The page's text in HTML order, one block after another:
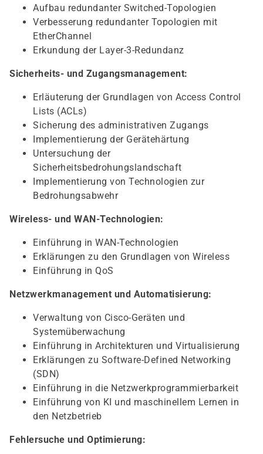
Aufbau redundanter Switched-Topologien
Verbesserung redundanter Topologien mit
EtherChannel
Erkundung der Layer-3-Redundanz
Sicherheits- und Zugangsmanagement:
Erläuterung der Grundlagen von Access Control
Lists (ACLs)
Sicherung des administrativen Zugangs
Implementierung der Gerätehärtung
Untersuchung der
Sicherheitsbedrohungslandschaft
Implementierung von Technologien zur
Bedrohungsabwehr
Wireless- und WAN-Technologien:
Einführung in WAN-Technologien
Erklärungen zu den Grundlagen von Wireless
Einführung in QoS
Netzwerkmanagement und Automatisierung:
Verwaltung von Cisco-Geräten und
Systemüberwachung
Einführung in Architekturen und Virtualisierung
Erklärungen zu Software-Defined Networking
(SDN)
Einführung in die Netzwerkprogrammierbarkeit
Einführung von KI und maschinellem Lernen in
den Netzbetrieb
Fehlersuche und Optimierung: